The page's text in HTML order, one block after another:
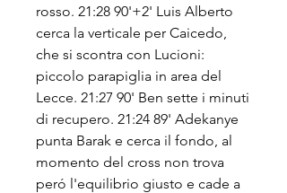
rosso. 21:28 90'+2' Luis Alberto
cerca la verticale per Caicedo,
che si scontra con Lucioni:
piccolo parapiglia in area del
Lecce. 21:27 90' Ben sette i minuti
di recupero. 21:24 89' Adekanye
punta Barak e cerca il fondo, al
momento del cross non trova
peró l'equilibrio giusto e cade a